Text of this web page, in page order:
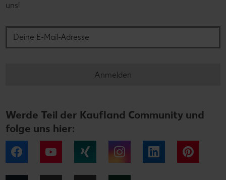
uns!
Anmelden
Werde Teil der Kaufland Community und
folge uns hier:
Facebook YouTube Instagram LinkedIn